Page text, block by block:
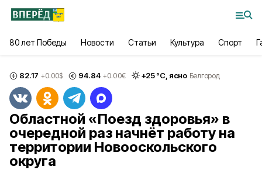
80 лет Победы Новости Статьи Культура Спорт
82.17 +0.00$ 94.84 +0.00€ +25°С, ясно Белгород
Областной «Поезд здоровья» в
очередной раз начнёт работу на
территории Новооскольского
округа